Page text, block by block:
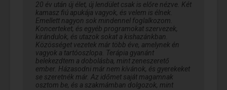
20 év után új élet, új lendület csak is előre nézve. Két
kamasz fiú apukája vagyok, és velem is élnek.
Emellett nagyon sok mindennel foglalkozom.
Koncerteket, és egyéb programokat szervezek,
kirándulok, és utazok sokat a kishazánkban.
Közösséget vezetek már több éve, amelynek én
vagyok a tartóoszlopa. Terápia gyanánt
belekezdtem a dobolásba, mint zeneszerető
ember. Házasodni már nem kívánok, és gyerekeket
se szeretnék már. Az időmet saját magamnak
osztom be, és a szakmámban dolgozok, mint